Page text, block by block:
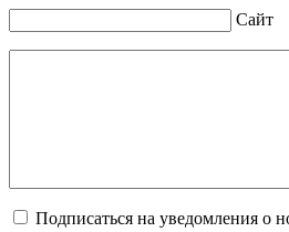
Сайт
Подписаться на уведомления о